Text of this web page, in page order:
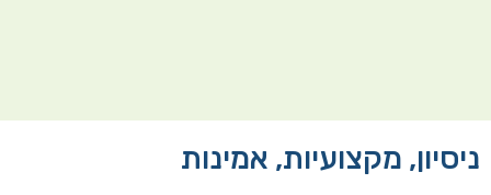
ניסיון, מקצועיות, אמינות